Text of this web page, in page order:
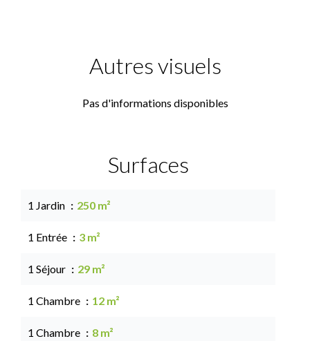
Autres visuels
Pas d'informations disponibles
Surfaces
1 Jardin 250 m²
1 Entrée 3 m²
1 Séjour 29 m²
1 Chambre 12 m²
1 Chambre 8 m²